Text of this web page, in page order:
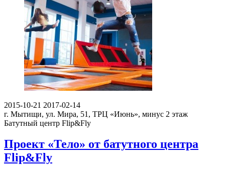
2015-10-21 2017-02-14
г. Мытищи, ул. Мира, 51, ТРЦ «Июнь», минус 2 этаж
Батутный центр Flip&Fly
Проект «Тело» от батутного центра
Flip&Fly